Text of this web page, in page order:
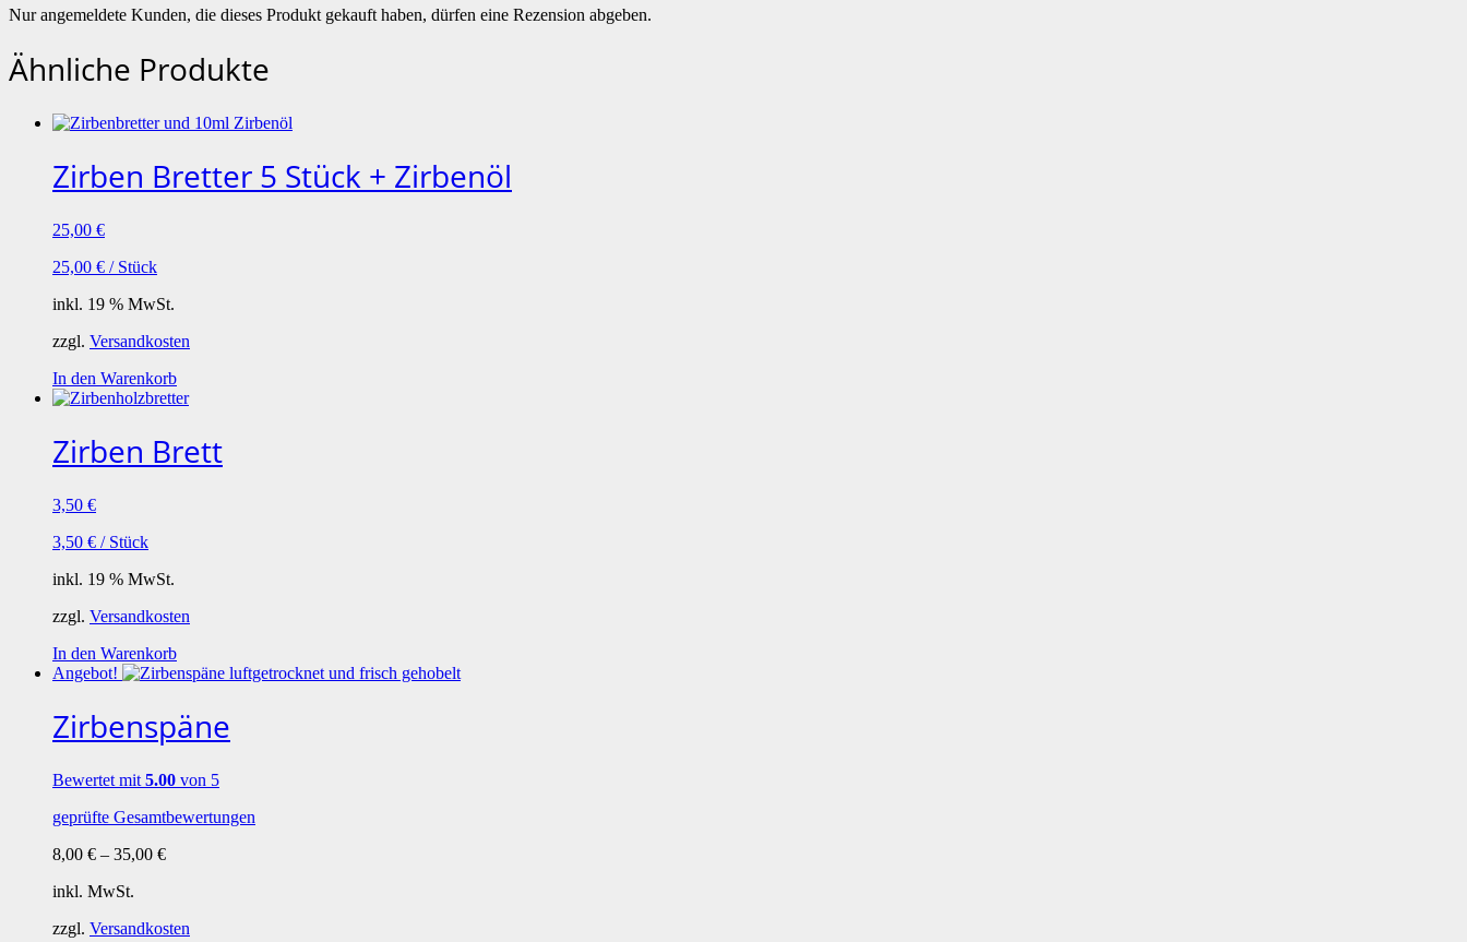
Nur angemeldete Kunden, die dieses Produkt gekauft haben, dürfen eine Rezension abgeben.
Ähnliche Produkte
Zirben Bretter 5 Stück + Zirbenöl
25,00 €
25,00 € / Stück
inkl. 19 % MwSt.
zzgl. Versandkosten
In den Warenkorb
Zirben Brett
3,50 €
3,50 € / Stück
inkl. 19 % MwSt.
zzgl. Versandkosten
In den Warenkorb
Angebot!
Zirbenspäne
Bewertet mit5.00 von 5
geprüfte Gesamtbewertungen
8,00 € – 35,00 €
inkl. MwSt.
zzgl. Versandkosten